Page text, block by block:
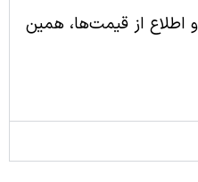
اطلاع از قیمت‌ها، همین